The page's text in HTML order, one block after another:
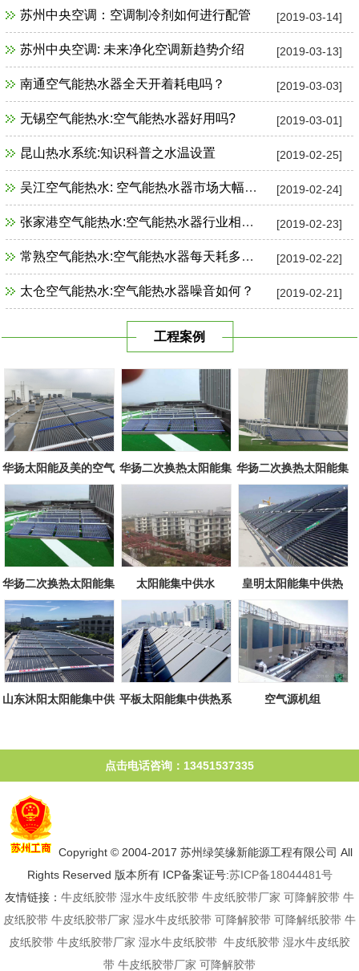
[2019-03-14]
苏州中央空调：空调制冷剂如何进行配管
[2019-03-13]
苏州中央空调: 未来净化空调新趋势介绍
[2019-03-03]
南通空气能热水器全天开着耗电吗？
[2019-03-01]
无锡空气能热水:空气能热水器好用吗?
[2019-02-25]
昆山热水系统:知识科普之水温设置
[2019-02-24]
吴江空气能热水: 空气能热水器市场大幅增长
[2019-02-23]
张家港空气能热水:空气能热水器行业相关政策一览
[2019-02-22]
常熟空气能热水:空气能热水器每天耗多少电？
[2019-02-21]
太仓空气能热水:空气能热水器噪音如何？
工程案例
华扬太阳能及美的空气 华扬二次换热太阳能集 华扬二次换热太阳能集
中系统
华扬二次换热太阳能集
中系统
太阳能集中供水 皇明太阳能集中供热
山东沐阳太阳能集中供 平板太阳能集中供热系
空气源机组
点击电话咨询：13451537335
Copyright © 2004-2017 苏州绿笑缘新能源工程有限公司 All
Rights Reserved 版本所有 ICP备案证号:苏ICP备18044481号
友情链接： 牛皮纸胶带 湿水牛皮纸胶带 牛皮纸胶带厂家 可降解胶带 牛
皮纸胶带 牛皮纸胶带厂家 湿水牛皮纸胶带 可降解胶带 可降解纸胶带 牛
皮纸胶带 牛皮纸胶带厂家 湿水牛皮纸胶带 牛皮纸胶带 湿水牛皮纸胶
带 牛皮纸胶带厂家 可降解胶带